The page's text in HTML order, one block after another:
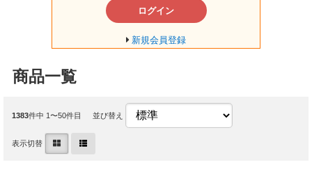
ログイン
新規会員登録
商品一覧
1383件中 1〜50件目 並び替え
表示切替